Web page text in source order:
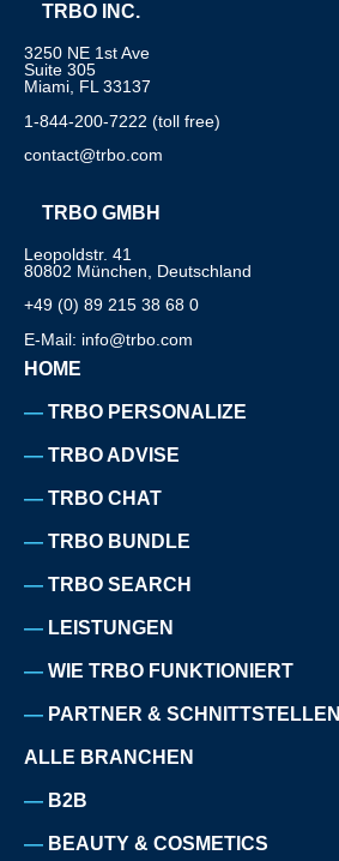
TRBO INC.
3250 NE 1st Ave
Suite 305
Miami, FL 33137
1-844-200-7222 (toll free)
contact@trbo.com
TRBO GMBH
Leopoldstr. 41
80802 München, Deutschland
+49 (0) 89 215 38 68 0
E-Mail: info@trbo.com
HOME
TRBO PERSONALIZE
TRBO ADVISE
TRBO CHAT
TRBO BUNDLE
TRBO SEARCH
LEISTUNGEN
WIE TRBO FUNKTIONIERT
PARTNER & SCHNITTSTELLEN
ALLE BRANCHEN
B2B
BEAUTY & COSMETICS